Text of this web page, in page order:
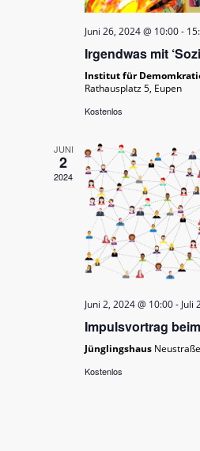
Juni 26, 2024 @ 10:00-
Irgendwas mit
Institut für
Rathausplatz 5, Eupen
Kostenlos
JUNI
2
2024
Juni 2, 2024 @ 10:00- Juli
Impulsvortrag
Jünglingshaus
Kostenlos